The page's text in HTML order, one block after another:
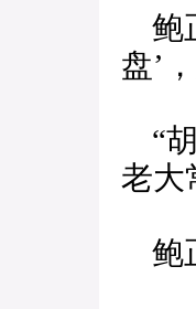
鲍
盘’
“胡
老大
鲍